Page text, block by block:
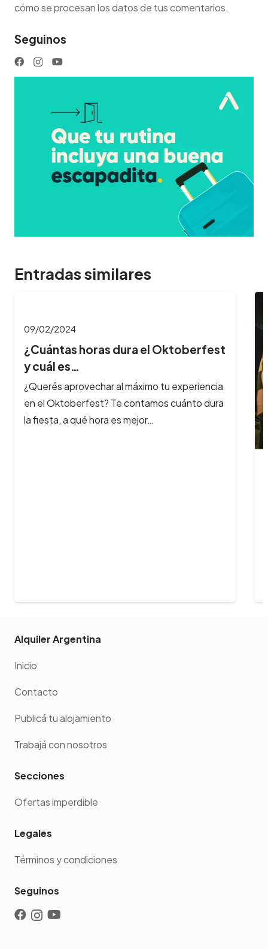
cómo se procesan los datos de tus comentarios.
Seguinos
Entradas similares
09/02/2024
¿Cuántas horas dura el Oktoberfest
y cuál es…
¿Querés aprovechar al máximo tu experiencia
en el Oktoberfest? Te contamos cuánto dura
la fiesta, a qué hora es mejor…
Alquiler Argentina
Inicio
Contacto
Publicá tu alojamiento
Trabajá con nosotros
Secciones
Ofertas imperdible
Legales
Términos y condiciones
Seguinos